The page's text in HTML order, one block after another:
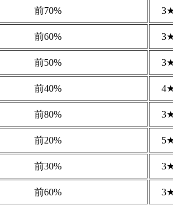
前70%
前60%
前50%
前40%
前80%
前20%
前30%
前60%